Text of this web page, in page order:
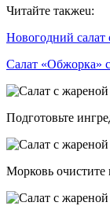
Читайте такжеu:
Новогодний салат
Салат «Обжорка»
Подготовьте
Морковь